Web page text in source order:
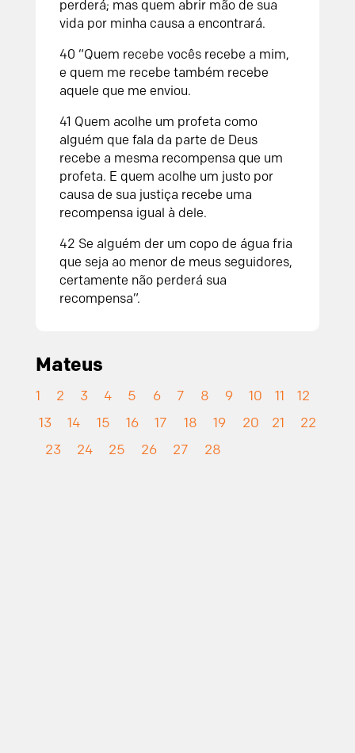
perderá; mas quem abrir mão de sua
vida por minha causa a encontrará.
40 “Quem recebe vocês recebe a mim,
e quem me recebe também recebe
aquele que me enviou.
41 Quem acolhe um profeta como
alguém que fala da parte de Deus
recebe a mesma recompensa que um
profeta. E quem acolhe um justo por
causa de sua justiça recebe uma
recompensa igual à dele.
42 Se alguém der um copo de água fria
que seja ao menor de meus seguidores,
certamente não perderá sua
recompensa”.
Mateus
1 2 3 4 5 6 7 8 9 10 11
12
13
14 15 16 17 18 19 20 21
22
23
24 25 26 27 28